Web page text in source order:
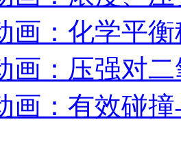
画：化学平
画：压强对
画：有效碰